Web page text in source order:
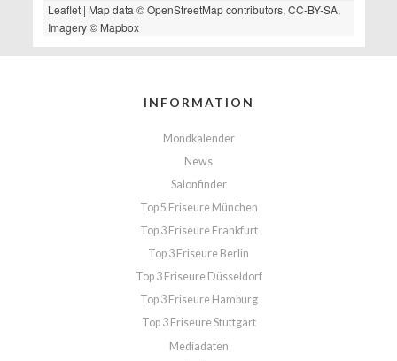
Leaflet| Map data ©OpenStreetMapcontributors, CC-BY-SA,
Imagery © Mapbox
INFORMATION
Mondkalender
News
Salonfinder
Top 5 Friseure München
Top 3 Friseure Frankfurt
Top 3 Friseure Berlin
Top 3 Friseure Düsseldorf
Top 3 Friseure Hamburg
Top 3 Friseure Stuttgart
Mediadaten